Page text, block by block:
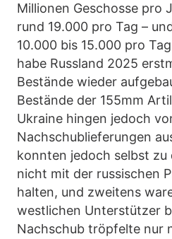
Millionen Geschosse pro
rund 19.000 pro Tag –
10.000 bis 15.000 pro
habe Russland 2025
Bestände wieder
Bestände der 155mm
Ukraine hingen jedoch
Nachschublieferungen
konnten jedoch selbst zu
nicht mit der russischen
halten, und zweitens
westlichen Unterstützer
Nachschub tröpfelte nur